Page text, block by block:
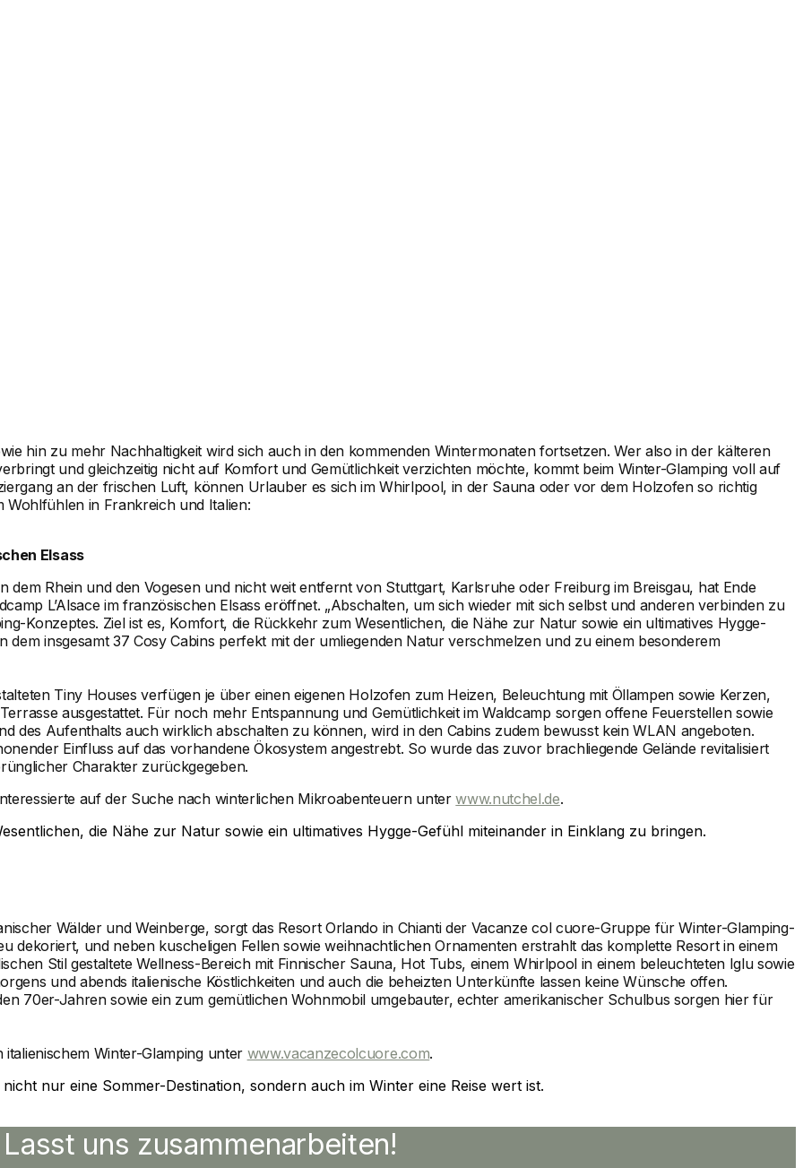
hin zu mehr Nachhaltigkeit wird sich auch in den kommenden Wintermonaten fortsetzen. Wer also in der kälteren
und gleichzeitig nicht auf Komfort und Gemütlichkeit verzichten möchte, kommt beim Winter-Glamping voll auf
an der frischen Luft, können Urlauber es sich im Whirlpool, in der Sauna oder vor dem Holzofen so richtig
in Frankreich und Italien:
Elsass
Rhein und den Vogesen und nicht weit entfernt von Stuttgart, Karlsruhe oder Freiburg im Breisgau, hat Ende
L’Alsace im französischen Elsass eröffnet. „Abschalten, um sich wieder mit sich selbst und anderen verbinden zu
Konzeptes. Ziel ist es, Komfort, die Rückkehr zum Wesentlichen, die Nähe zur Natur sowie ein ultimatives Hygge-
dem insgesamt 37 Cosy Cabins perfekt mit der umliegenden Natur verschmelzen und zu einem besonderem
Tiny Houses verfügen je über einen eigenen Holzofen zum Heizen, Beleuchtung mit Öllampen sowie Kerzen,
ausgestattet. Für noch mehr Entspannung und Gemütlichkeit im Waldcamp sorgen offene Feuerstellen sowie
des Aufenthalts auch wirklich abschalten zu können, wird in den Cabins zudem bewusst kein WLAN angeboten.
Einfluss auf das vorhandene Ökosystem angestrebt. So wurde das zuvor brachliegende Gelände revitalisiert
Charakter zurückgegeben.
auf der Suche nach winterlichen Mikroabenteuern unterwww.nutchel.de.
die Nähe zur Natur sowie ein ultimatives Hygge-Gefühl miteinander in Einklang zu bringen.
Wälder und Weinberge, sorgt das Resort Orlando in Chianti der Vacanze col cuore-Gruppe für Winter-Glamping-
dekoriert, und neben kuscheligen Fellen sowie weihnachtlichen Ornamenten erstrahlt das komplette Resort in einem
Stil gestaltete Wellness-Bereich mit Finnischer Sauna, Hot Tubs, einem Whirlpool in einem beleuchteten Iglu sowie
und abends italienische Köstlichkeiten und auch die beheizten Unterkünfte lassen keine Wünsche offen.
70er-Jahren sowie ein zum gemütlichen Wohnmobil umgebauter, echter amerikanischer Schulbus sorgen hier für
Winter-Glamping unter www.vacanzecolcuore.com.
nur eine Sommer-Destination, sondern auch im Winter eine Reise wert ist.
Lasst uns zusammenarbeiten!